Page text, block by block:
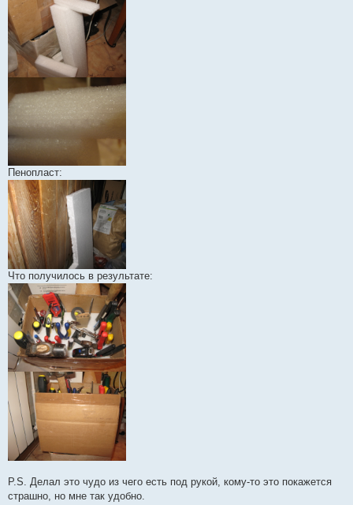
Пенопласт:
Что получилось в результате:
P.S. Делал это чудо из чего есть под рукой, кому-то это покажется
страшно, но мне так удобно.